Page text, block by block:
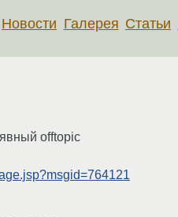
Новости Галерея Статьи
offtopic